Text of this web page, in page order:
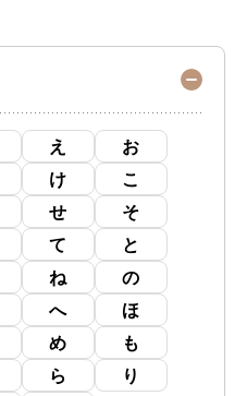
え
お
け
こ
せ
そ
て
と
ね
の
へ
ほ
め
も
ら
り